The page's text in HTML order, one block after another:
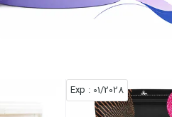
01/2028
: Exp